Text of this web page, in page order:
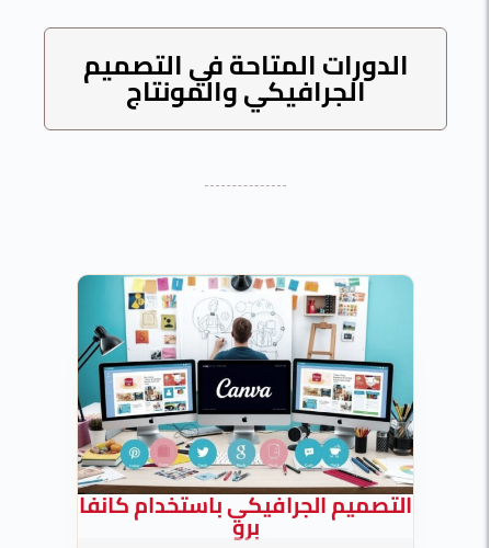
الدورات المتاحة في التصميم
الجرافيكي والمونتاج
التصميم الجرافيكي باستخدام كانفا
برو